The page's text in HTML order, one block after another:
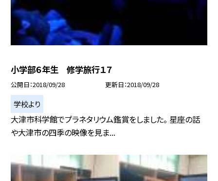
小学部６年生 修学旅行１７
公開日 2018/09/28 更新日 2018/09/28
学校より
大津市科学館でプラネタリウム鑑賞をしました。 星座の話
や大津市の四季の映像を見ま...